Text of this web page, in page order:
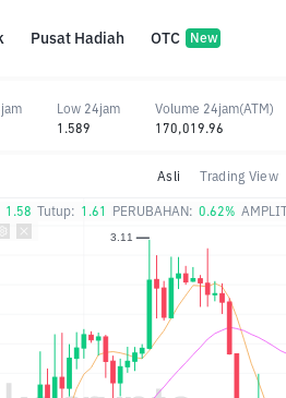
Pusat Hadiah OTC New
Asli Trading View
1.58 Tutup: 1.61 PERUBAHAN: 0.62%
Low 24jam
1.589
Volume 24jam(ATM)
170,019.96